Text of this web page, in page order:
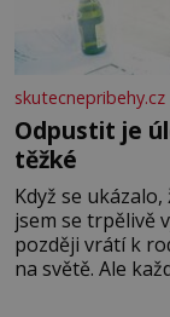
skutecnepribehy.cz
Odpustit je
těžké
Když se
jsem se trpělivě
později vrátí k
na světě. Ale